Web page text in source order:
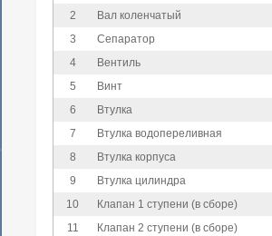
2
Вал коленчатый
3
Сепаратор
4
Вентиль
5
Винт
6
Втулка
7
Втулка водопереливная
8
Втулка корпуса
9
Втулка цилиндра
10
Клапан 1 ступени (в сборе)
11
Клапан 2 ступени (в сборе)